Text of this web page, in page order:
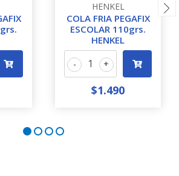
HENKEL
COLA FRIA PEGAFIX
ESCOLAR 110grs.
HENKEL
+
-
$1.490